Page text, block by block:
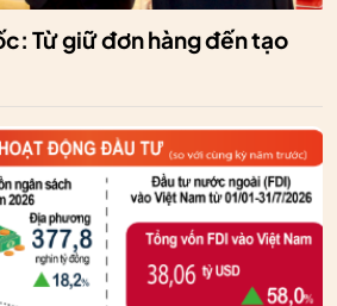
Từ giữ đơn hàng đến tạo